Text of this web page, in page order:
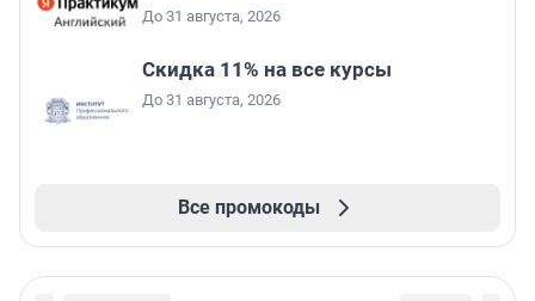
До 31 августа, 2026
Скидка 11% на все курсы
До 31 августа, 2026
Все промокоды